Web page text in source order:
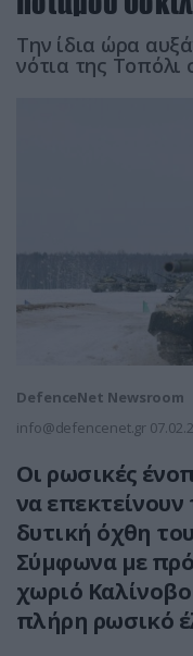
Την ίδια ώρα
νότια της Τοπόλι
DefenceNet Newsroom
info@defencenet.gr
Οι ρωσικές
να επεκτείνουν
δυτική όχθη
Σύμφωνα με
χωριό
πλήρη ρωσικό